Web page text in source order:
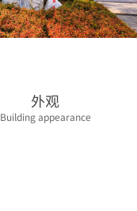
外观
Building appearance